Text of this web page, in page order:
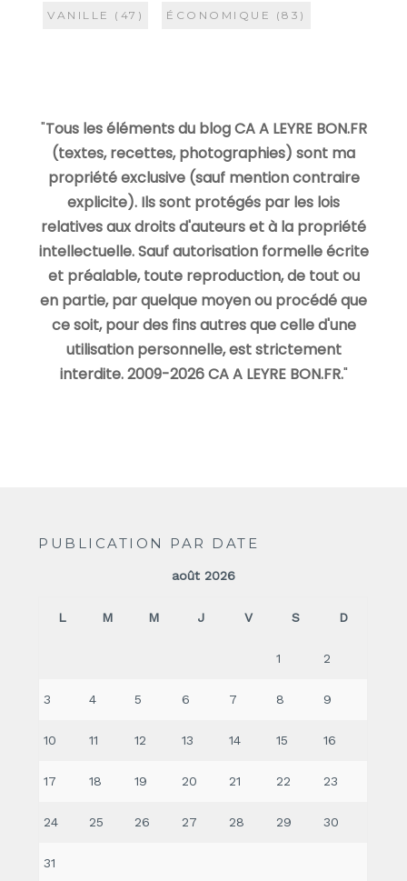
VANILLE (47) ÉCONOMIQUE (83)
"Tous les éléments du blog CA A LEYRE BON.FR
(textes, recettes, photographies) sont ma
propriété exclusive (sauf mention contraire
explicite). Ils sont protégés par les lois
relatives aux droits d'auteurs et à la propriété
intellectuelle. Sauf autorisation formelle écrite
et préalable, toute reproduction, de tout ou
en partie, par quelque moyen ou procédé que
ce soit, pour des fins autres que celle d'une
utilisation personnelle, est strictement
interdite. 2009-2026 CA A LEYRE BON.FR."
PUBLICATION PAR DATE
août 2026
L M M J V S D
1 2
3 4 5 6 7 8 9
10 11 12 13 14 15 16
17 18 19 20 21 22 23
24 25 26 27 28 29 30
31